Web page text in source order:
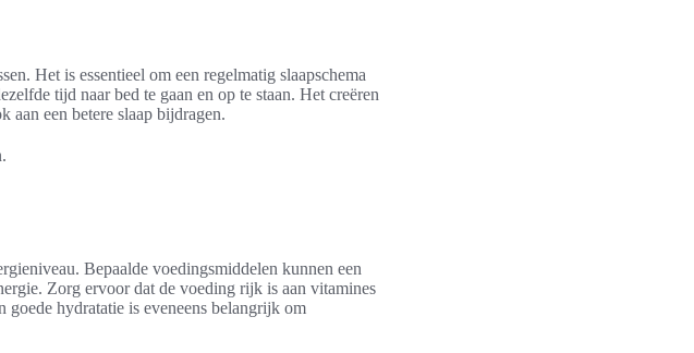
Het is essentieel om een regelmatig slaapschema
tijd naar bed te gaan en op te staan. Het creëren
aan een betere slaap bijdragen.
Bepaalde voedingsmiddelen kunnen een
Zorg ervoor dat de voeding rijk is aan vitamines
goede hydratatie is eveneens belangrijk om